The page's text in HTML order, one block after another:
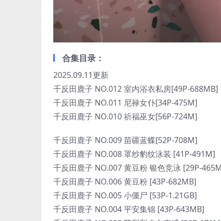
合集目录：
2025.09.11更新
千反田鹿子 NO.012 室内浴衣私房[49P-688MB]
千反田鹿子 NO.011 尼禄女仆[34P-475M]
千反田鹿子 NO.010 祈福巫女[56P-724M]
千反田鹿子 NO.009 苗疆蓝蝶[52P-708M]
千反田鹿子 NO.008 罩纱豹纹泳装 [41P-491M]
千反田鹿子 NO.007 黄豆粉 银色竞泳 [29P-
千反田鹿子 NO.006 黄豆粉 [43P-682MB]
千反田鹿子 NO.005 小僵尸 [53P-1.21GB]
千反田鹿子 NO.004 平安集锦 [43P-643MB]